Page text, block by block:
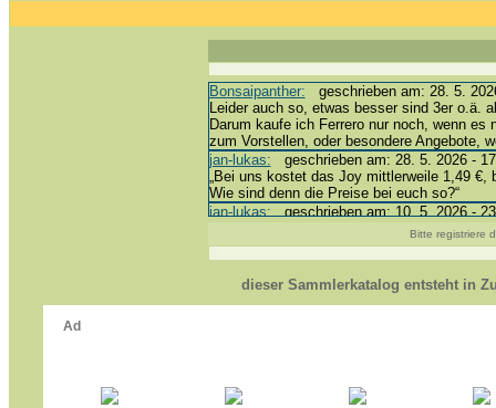
Bonsaipanther: geschrieben am: 28. 5.
Leider auch so, etwas besser sind 3er o.ä.
Darum kaufe ich Ferrero nur noch, wenn es
zum Vorstellen, oder besondere Angebote,
jan-lukas: geschrieben am: 28. 5. 2026 -
„Bei uns kostet das Joy mittlerweile 1,49 €,
Wie sind denn die Preise bei euch so?“
jan-lukas:geschrieben am: 10. 5. 2026 -
Bonsaipanther:geschrieben am: 10. 5.
@ Harald
https://www.ue-ei-portal-
Dein Enkel sollte zur Strafe die nächsten 3
jan-lukas:
geschrieben am: 29. 4. 2026 -
https://www.ferrero-
Bitte registriere
dieser Sammlerkatalog entsteht in